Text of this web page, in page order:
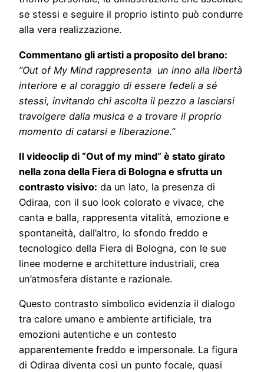
se stessi e seguire il proprio istinto può condurre
alla vera realizzazione.
Commentano gli artisti a proposito del brano:
“Out of My Mind rappresenta un inno alla libertà
interiore e al coraggio di essere fedeli a sé
stessi, invitando chi ascolta il pezzo a lasciarsi
travolgere dalla musica e a trovare il proprio
momento di catarsi e liberazione.”
Il videoclip di “Out of my mind” è stato girato
nella zona della Fiera di Bologna e sfrutta un
contrasto visivo: da un lato, la presenza di
Odiraa, con il suo look colorato e vivace, che
canta e balla, rappresenta vitalità, emozione e
spontaneità, dall’altro, lo sfondo freddo e
tecnologico della Fiera di Bologna, con le sue
linee moderne e architetture industriali, crea
un’atmosfera distante e razionale.
Questo contrasto simbolico evidenzia il dialogo
tra calore umano e ambiente artificiale, tra
emozioni autentiche e un contesto
apparentemente freddo e impersonale. La figura
di Odiraa diventa così un punto focale, quasi